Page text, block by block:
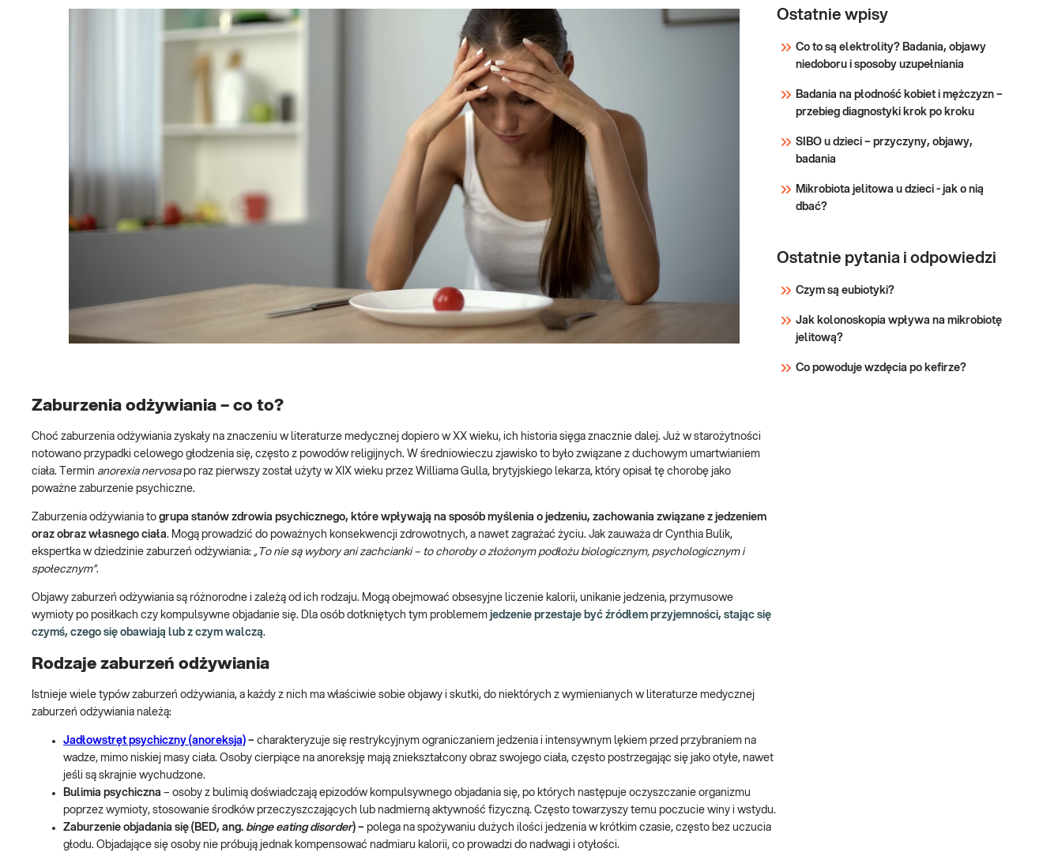
Zaburzenia odżywiania – co to?
Choć zaburzenia odżywiania zyskały na znaczeniu w literaturze medycznej dopiero w XX wieku, ich historia sięga znacznie dalej. Już w starożytności
notowano przypadki celowego głodzenia się, często z powodów religijnych. W średniowieczu zjawisko to było związane z duchowym umartwianiem
ciała. Termin anorexia nervosapo raz pierwszy został użyty w XIX wieku przez Williama Gulla, brytyjskiego lekarza, który opisał tę chorobę jako
poważne zaburzenie psychiczne.
Zaburzenia odżywiania to grupa stanów zdrowia psychicznego, które wpływają na sposób myślenia o jedzeniu, zachowania związane z jedzeniem
oraz obraz własnego ciała. Mogą prowadzić do poważnych konsekwencji zdrowotnych, a nawet zagrażać życiu. Jak zauważa dr Cynthia Bulik,
ekspertka w dziedzinie zaburzeń odżywiania: „To nie są wybory ani zachcianki – to choroby o złożonym podłożu biologicznym, psychologicznym i
społecznym”.
Objawy zaburzeń odżywiania są różnorodne i zależą od ich rodzaju. Mogą obejmować obsesyjne liczenie kalorii, unikanie jedzenia, przymusowe
wymioty po posiłkach czy kompulsywne objadanie się. Dla osób dotkniętych tym problemem jedzenie przestaje być źródłem przyjemności, stając się
czymś, czego się obawiają lub z czym walczą.
Rodzaje zaburzeń odżywiania
Istnieje wiele typów zaburzeń odżywiania, a każdy z nich ma właściwie sobie objawy i skutki, do niektórych z wymienianych w literaturze medycznej
zaburzeń odżywiania należą:
Jadłowstręt psychiczny (anoreksja) – charakteryzuje się restrykcyjnym ograniczaniem jedzenia i intensywnym lękiem przed przybraniem na
wadze, mimo niskiej masy ciała. Osoby cierpiące na anoreksję mają zniekształcony obraz swojego ciała, często postrzegając się jako otyłe, nawet
jeśli są skrajnie wychudzone.
Bulimia psychiczna – osoby z bulimią doświadczają epizodów kompulsywnego objadania się, po których następuje oczyszczanie organizmu
poprzez wymioty, stosowanie środków przeczyszczających lub nadmierną aktywność fizyczną. Często towarzyszy temu poczucie winy i wstydu.
Zaburzenie objadania się (BED, ang. binge eating disorder) – polega na spożywaniu dużych ilości jedzenia w krótkim czasie, często bez uczucia
głodu. Objadające się osoby nie próbują jednak kompensować nadmiaru kalorii, co prowadzi do nadwagi i otyłości.
Wskazany: → W przypadku
podejrzenia niedoborów
witamin lub/i składników
mineralnyc
każdego
Mężczyzn Wskazany: →
stanu zdrowia Jak się
pobiera materiał do
pakietu badań niezbędna
jest próbka krwi.
Sprawdź
Ostatnie wpisy
Co to są elektrolity? Badania, objawy
niedoboru i sposoby uzupełniania
Badania na płodność kobiet i mężczyzn –
przebieg diagnostyki krok po kroku
SIBO u dzieci – przyczyny, objawy,
badania
Mikrobiota jelitowa u dzieci - jak o nią
dbać?
Ostatnie pytania i odpowiedzi
Czym są eubiotyki?
Jak kolonoskopia wpływa na mikrobiotę
jelitową?
Co powoduje wzdęcia po kefirze?